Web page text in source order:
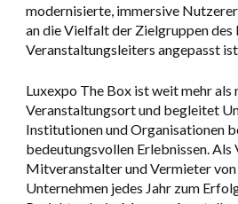
modernisierte, immersive
an die Vielfalt der Zielgruppen des
Veranstaltungsleiters angepasst
Luxexpo The Box ist weit mehr als
Veranstaltungsort und begleitet
Institutionen und Organisationen
bedeutungsvollen Erlebnissen. Als
Mitveranstalter und Vermieter
Unternehmen jedes Jahr zum